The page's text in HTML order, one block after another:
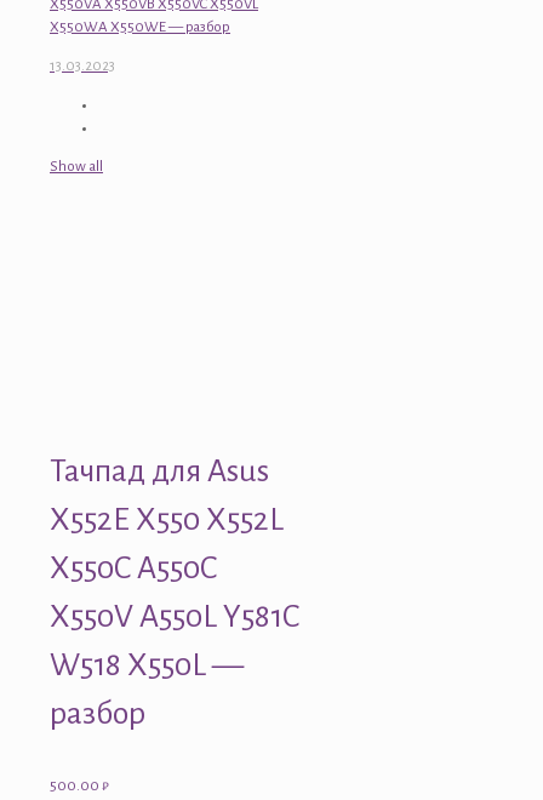
X550VA X550VB X550VC X550VL
X550WA X550WE — разбор
13.03.2023
Show all
Тачпад для Asus
X552E X550 X552L
X550C A550C
X550V A550L Y581C
W518 X550L —
разбор
500.00 ₽